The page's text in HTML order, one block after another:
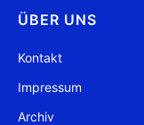
ÜBER UNS
Kontakt
Impressum
Archiv